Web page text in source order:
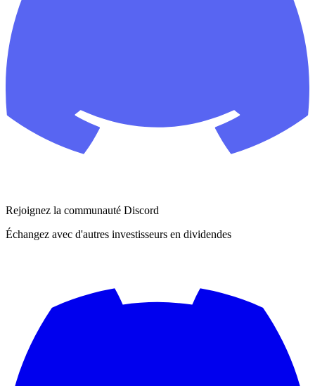
Rejoignez la communauté Discord
Échangez avec d'autres investisseurs en dividendes